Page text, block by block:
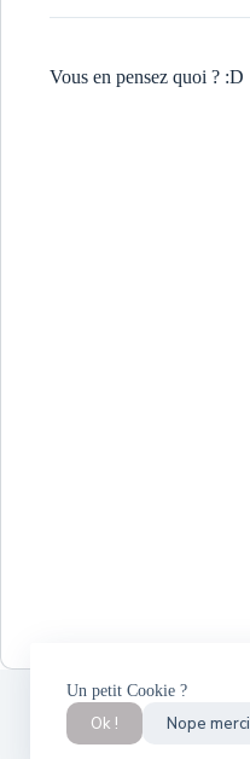
Un petit Cookie ?
Ok ! Nope merci
Vous en pensez quoi ? :D